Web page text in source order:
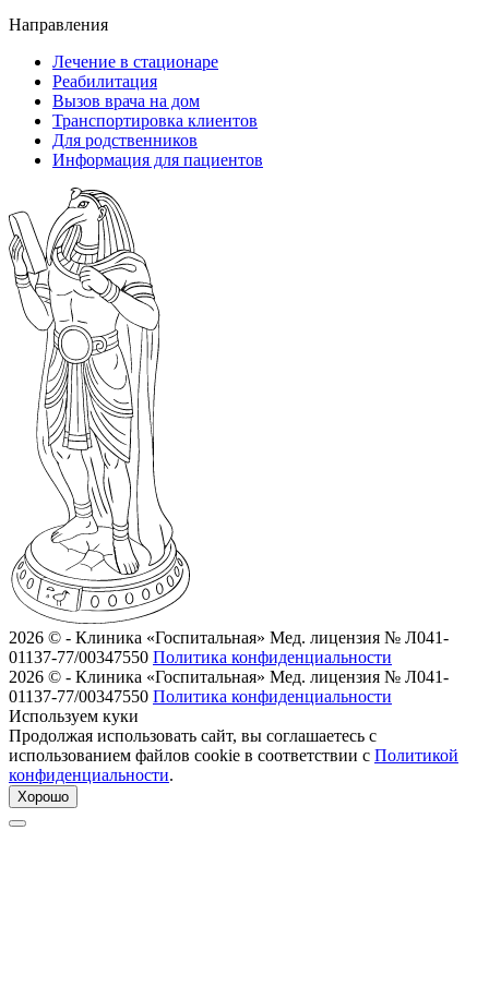
Направления
Лечение в стационаре
Реабилитация
Вызов врача на дом
Транспортировка клиентов
Для родственников
Информация для пациентов
2026 © - Клиника «Госпитальная» Мед. лицензия № Л041-
01137-77/00347550 Политика конфиденциальности
2026 © - Клиника «Госпитальная» Мед. лицензия № Л041-
01137-77/00347550 Политика конфиденциальности
Используем куки
Продолжая использовать сайт, вы соглашаетесь с
использованием файлов cookie в соответствии с Политикой
конфиденциальности.
Хорошо